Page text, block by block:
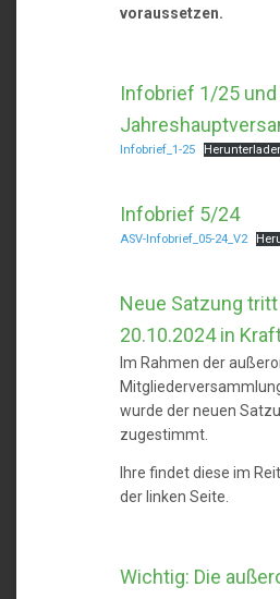
voraussetzen.
Infobrief 1/25 und
Infobrief_1-25
Infobrief 5/24
ASV-Infobrief_05-24_V2
Neue Satzung
20.10.2024 in
Im Rahmen der
wurde der neuen
zugestimmt.
Ihre findet diese im
der linken Seite.
Wichtig: Die